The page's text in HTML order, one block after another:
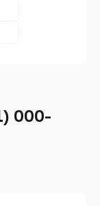
000-